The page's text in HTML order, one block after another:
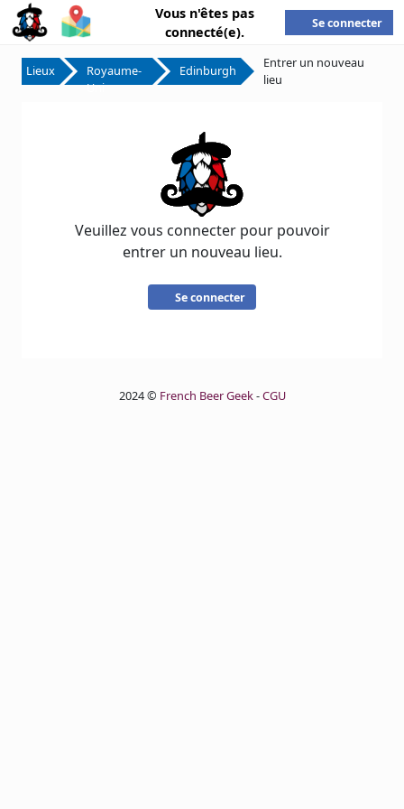
Vous n'êtes pas
connecté(e).
Se connecter
Lieux
Royaume-
Uni
Edinburgh
Entrer un nouveau
lieu
Veuillez vous connecter pour pouvoir
entrer un nouveau lieu.
Se connecter
2024 © French Beer Geek-CGU